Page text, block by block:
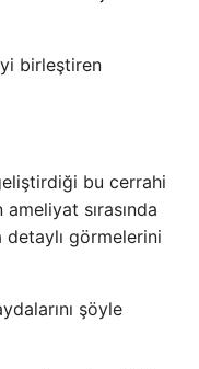
birleştiren
bu cerrahi
sırasında
detaylı görmelerini
şöyle